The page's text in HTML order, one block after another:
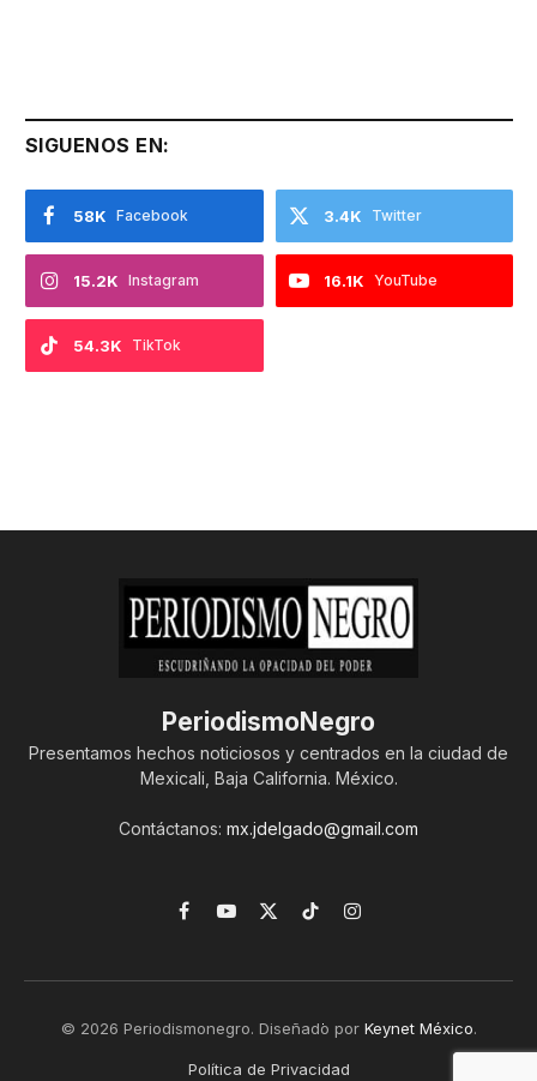
SIGUENOS EN:
Facebook
58K Twitter
3.4K
Instagram
15.2K YouTube
16.1K
TikTok
54.3K
PeriodismoNegro
Presentamos hechos noticiosos y centrados en la ciudad de
Mexicali, Baja California. México.
Contáctanos: mx.jdelgado@gmail.com
Facebook
YouTube
X
TikTokInstagram
© 2026 Periodismonegro. Diseñado por Keynet México.
Política de Privacidad